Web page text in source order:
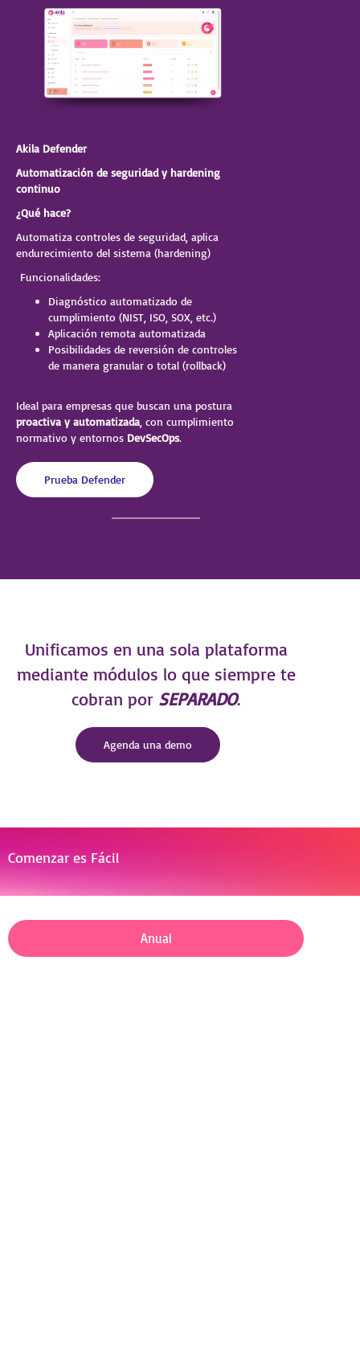
Akila Defender
Automatización de seguridad y hardening
continuo
¿Qué hace?
Automatiza controles de seguridad, aplica
endurecimiento del sistema (hardening)
Funcionalidades:
Diagnóstico automatizado de
cumplimiento (NIST, ISO, SOX, etc.)
Aplicación remota automatizada
Posibilidades de reversión de controles
de manera granular o total (rollback)
Ideal para empresas que buscan una postura
proactiva y automatizada , con cumplimiento
normativo y entornos DevSecOps.
Prueba Defender
Unificamos en una sola plataforma
mediante módulos lo que siempre te
cobran por SEPARADO.
Agenda una demo
Comenzar es Fácil
Anual